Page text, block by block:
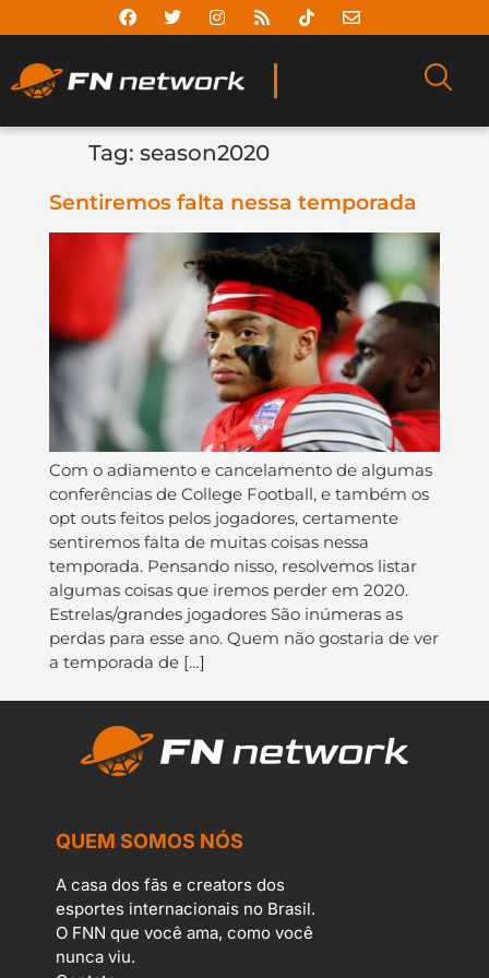
Tag: season2020
Sentiremos falta nessa temporada
Com o adiamento e cancelamento de algumas
conferências de College Football, e também os
opt outs feitos pelos jogadores, certamente
sentiremos falta de muitas coisas nessa
temporada. Pensando nisso, resolvemos listar
algumas coisas que iremos perder em 2020.
Estrelas/grandes jogadores São inúmeras as
perdas para esse ano. Quem não gostaria de ver
a temporada de […]
QUEM SOMOS NÓS
A casa dos fãs e creators dos
esportes internacionais no Brasil.
O FNN que você ama, como você
nunca viu.